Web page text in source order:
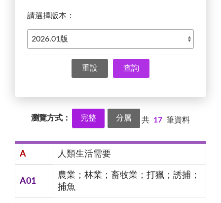
請選擇版本：
查詢
瀏覽方式： 完整 分層 共 17 筆資料
A 人類生活需要
A01
農業；林業；畜牧業；打獵；誘捕；
捕魚